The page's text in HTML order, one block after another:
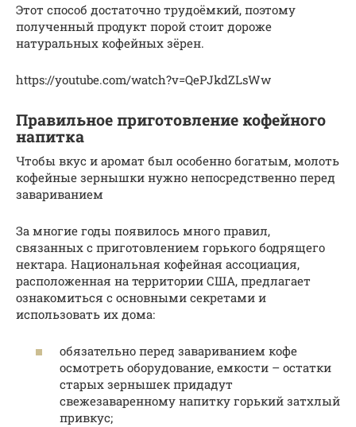
Этот способ достаточно трудоёмкий, поэтому
полученный продукт порой стоит дороже
натуральных кофейных зёрен.
https://youtube.com/watch?v=QePJkdZLsWw
Правильное приготовление кофейного
напитка
Чтобы вкус и аромат был особенно богатым, молоть
кофейные зернышки нужно непосредственно перед
завариванием
За многие годы появилось много правил,
связанных с приготовлением горького бодрящего
нектара. Национальная кофейная ассоциация,
расположенная на территории США, предлагает
ознакомиться с основными секретами и
использовать их дома:
обязательно перед завариванием кофе
осмотреть оборудование, емкости – остатки
старых зернышек придадут
свежезаваренному напитку горький затхлый
привкус;